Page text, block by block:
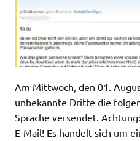
Am Mittwoch, den 01.
unbekannte Dritte die
Sprache versendet.
E-Mail! Es handelt sich um